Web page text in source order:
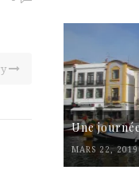
Une
MARS 22, 2019